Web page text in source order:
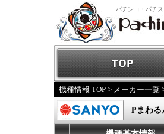
パチンコ・パチ
機種情報 TOP > メーカー一覧
Pまわる